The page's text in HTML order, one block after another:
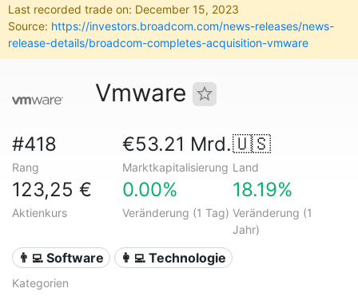
Last recorded trade on: December 15, 2023
Source: https://investors.broadcom.com/news-releases/news-
release-details/broadcom-completes-acquisition-vmware
Vmware
#418
Rang
€53.21 Mrd.
Marktkapitalisierung
🇺🇸
Land
123,25 €
Aktienkurs
0.00%
Veränderung (1 Tag)
18.19%
Veränderung (1
Jahr)
👨‍💻 Software 👩‍💻 Technologie
Kategorien